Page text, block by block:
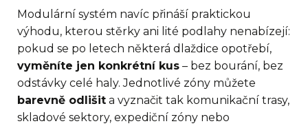
Modulární systém navíc přináší praktickou
výhodu, kterou stěrky ani lité podlahy nenabízejí:
pokud se po letech některá dlaždice opotřebí,
vyměníte jen konkrétní kus – bez bourání, bez
odstávky celé haly. Jednotlivé zóny můžete
barevně odlišit a vyznačit tak komunikační trasy,
skladové sektory, expediční zóny nebo